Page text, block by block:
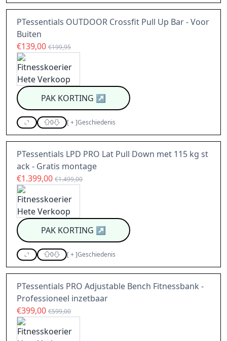
PTessentials OUTDOOR Crossfit Pull Up Bar - Voor
Buiten
€139,00 €199,95
PAK KORTING ↗
0 [+]Geschiedenis
PTessentials LPD PRO Lat Pull Down met 115 kg st
ack - Gratis montage
€1.399,00 €1.499,00
PAK KORTING ↗
0 [+]Geschiedenis
PTessentials PRO Adjustable Bench Fitnessbank -
Professioneel inzetbaar
€399,00 €599,00